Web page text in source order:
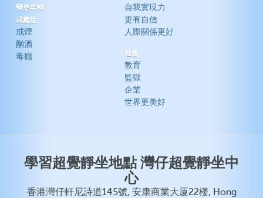
變更年輕
成癒症
戒煙
酗酒
毒癮
自我實現力
更有自信
人際關係更好
社會
教育
監獄
企業
世界更美好
學習超覺靜坐地點 灣仔超覺靜坐中
心
香港灣仔軒尼詩道145號, 安康商業大厦22楼, Hong